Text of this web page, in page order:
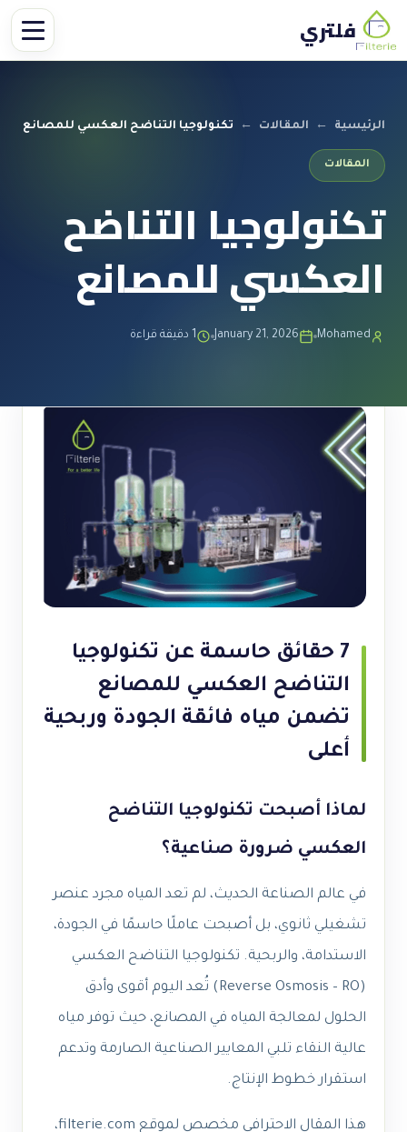
فلتري
الرئيسية ← المقالات ← تكنولوجيا التناضح العكسي للمصانع
المقالات
تكنولوجيا التناضح
العكسي للمصانع
Mohamed
January 21, 2026 1 دقيقة قراءة
7 حقائق حاسمة عن تكنولوجيا
التناضح العكسي للمصانع
تضمن مياه فائقة الجودة وربحية
أعلى
لماذا أصبحت تكنولوجيا التناضح
العكسي ضرورة صناعية؟
في عالم الصناعة الحديث، لم تعد المياه مجرد عنصر
تشغيلي ثانوي، بل أصبحت عاملًا حاسمًا في الجودة،
الاستدامة، والربحية. تكنولوجيا التناضح العكسي
(Reverse Osmosis – RO) تُعد اليوم أقوى وأدق
الحلول لمعالجة المياه في المصانع، حيث توفر مياه
عالية النقاء تلبي المعايير الصناعية الصارمة وتدعم
استقرار خطوط الإنتاج.
هذا المقال الاحترافي مخصص لموقع filterie.com،